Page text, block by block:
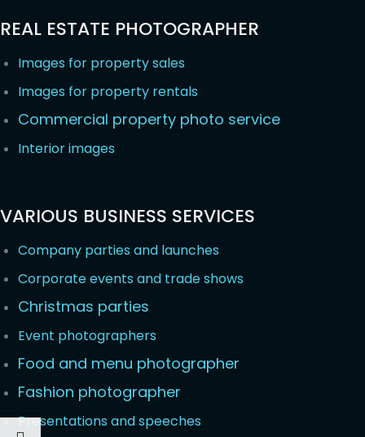
REAL ESTATE PHOTOGRAPHER
Images for property sales
Images for property rentals
Commercial property photo service
Interior images
VARIOUS BUSINESS SERVICES
Company parties and launches
Corporate events and trade shows
Christmas parties
Event photographers
Food and menu photographer
Fashion photographer
Presentations and speeches